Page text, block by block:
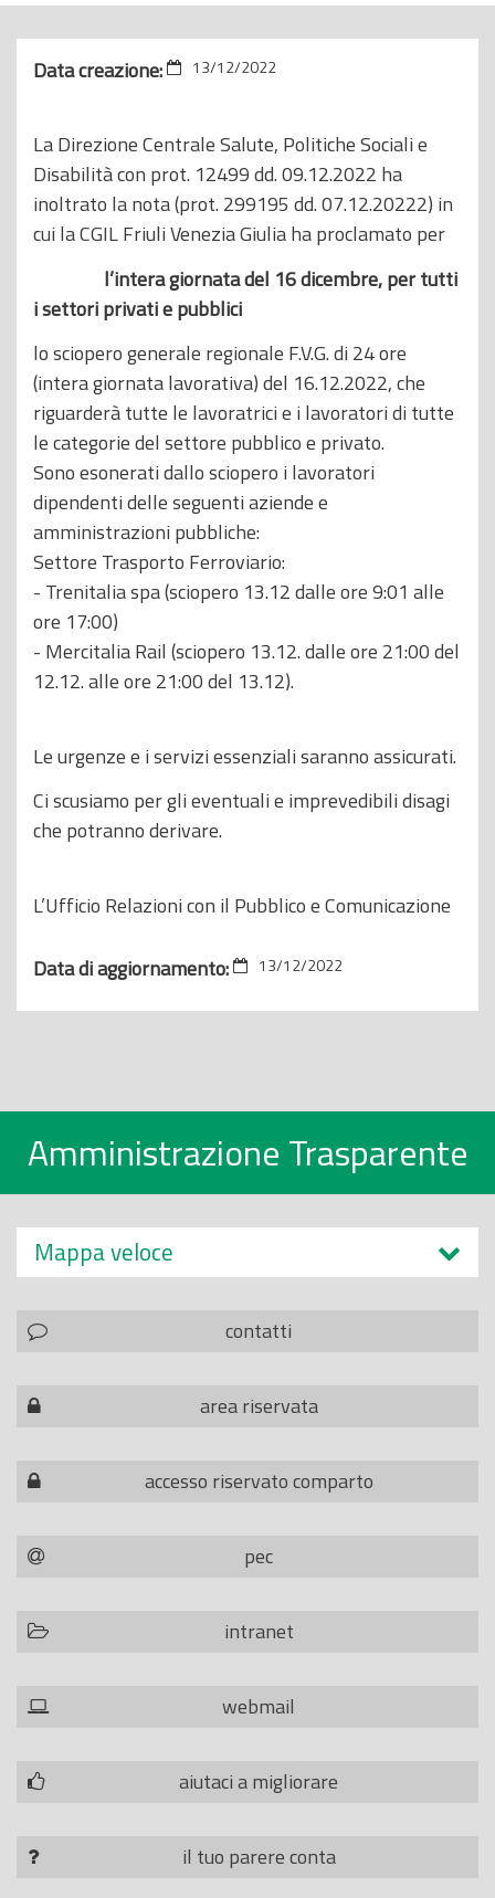
Data creazione: 13/12/2022
La Direzione Centrale Salute, Politiche Sociali e
Disabilità con prot. 12499 dd. 09.12.2022 ha
inoltrato la nota (prot. 299195 dd. 07.12.20222) in
cui la CGIL Friuli Venezia Giulia ha proclamato per
l’intera giornata del 16 dicembre, per tutti
i settori privati e pubblici
lo sciopero generale regionale F.V.G. di 24 ore
(intera giornata lavorativa) del 16.12.2022, che
riguarderà tutte le lavoratrici e i lavoratori di tutte
le categorie del settore pubblico e privato.
Sono esonerati dallo sciopero i lavoratori
dipendenti delle seguenti aziende e
amministrazioni pubbliche:
Settore Trasporto Ferroviario:
- Trenitalia spa (sciopero 13.12 dalle ore 9:01 alle
ore 17:00)
- Mercitalia Rail (sciopero 13.12. dalle ore 21:00 del
12.12. alle ore 21:00 del 13.12).
Le urgenze e i servizi essenziali saranno assicurati.
Ci scusiamo per gli eventuali e imprevedibili disagi
che potranno derivare.
L’Ufficio Relazioni con il Pubblico e Comunicazione
Data di aggiornamento: 13/12/2022
Amministrazione Trasparente
Mappa veloce
contatti
area riservata
accesso riservato comparto
pec
intranet
webmail
aiutaci a migliorare
il tuo parere conta